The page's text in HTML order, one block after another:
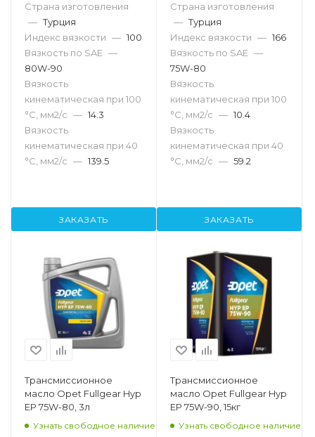
Страна изготовления
— Турция
Индекс вязкости — 100
Вязкость по SAE —
80W-90
Вязкость
кинематическая при 100
°С, мм2/с — 14.3
Вязкость
кинематическая при 40
°С, мм2/с — 139.5
ЗАКАЗАТЬ
Страна изготовления
— Турция
Индекс вязкости — 166
Вязкость по SAE —
75W-80
Вязкость
кинематическая при 100
°С, мм2/с — 10.4
Вязкость
кинематическая при 40
°С, мм2/с — 59.2
ЗАКАЗАТЬ
Трансмиссионное
масло Opet Fullgear Hyp
EP 75W-80, 3л
Узнать свободное наличие
Трансмиссионное
масло Opet Fullgear Hyp
EP 75W-90, 15кг
Узнать свободное наличие